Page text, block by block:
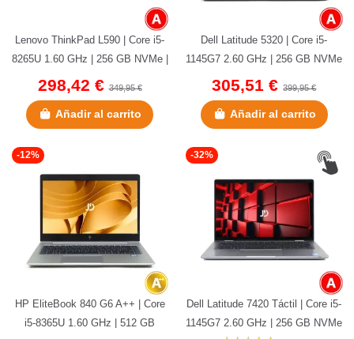
Lenovo ThinkPad L590 | Core i5-
8265U 1.60 GHz | 256 GB NVMe |
8 GB DDR4 | 15,6" |...
298,42 €349,95 €
Añadir al carrito
Dell Latitude 5320 | Core i5-
1145G7 2.60 GHz | 256 GB NVMe
| 8 GB DDR4 OnBoard | 13.3"|...
305,51 €399,95 €
Añadir al carrito
-12%
HP EliteBook 840 G6 A++ | Core
i5-8365U 1.60 GHz | 512 GB
-32%
Dell Latitude 7420 Táctil | Core i5-
1145G7 2.60 GHz | 256 GB NVMe